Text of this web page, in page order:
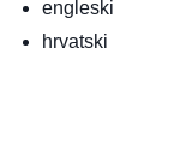
engleski
hrvatski